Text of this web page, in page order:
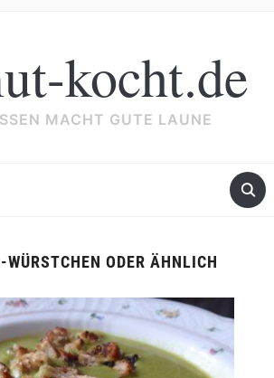
kocht.de
MACHT GUTE LAUNE
WÜRSTCHEN ODER ÄHNLICH